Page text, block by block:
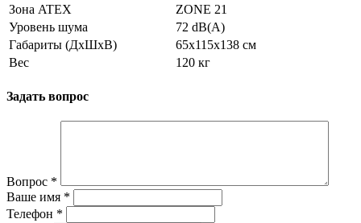
Зона ATEX
ZONE 21
Уровень шума
72 dB(A)
Габариты (ДхШхВ)
65x115x138 см
Вес
120 кг
Задать вопрос
Вопрос *
Ваше имя *
Телефон *